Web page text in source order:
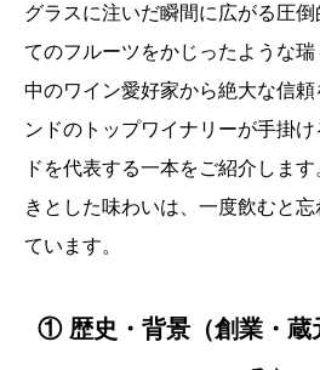
グラスに注いだ瞬間に広がる圧
てのフルーツをかじったような
中のワイン愛好家から絶大な信
ンドのトップワイナリーが手掛
ドを代表する一本をご紹介しま
きとした味わいは、一度飲むと
ています。
① 歴史・背景（創業・蔵